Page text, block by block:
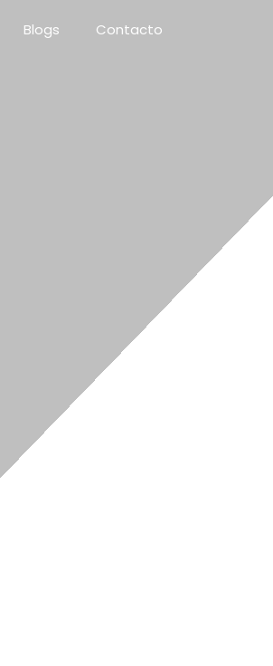
Blogs Contacto